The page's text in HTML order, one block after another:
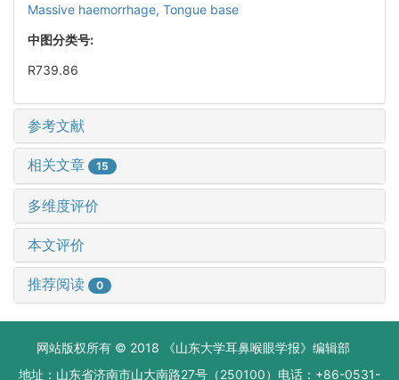
Massive haemorrhage, Tongue base
中图分类号:
R739.86
参考文献
相关文章 15
多维度评价
本文评价
推荐阅读 0
网站版权所有 © 2018 《山东大学耳鼻喉眼学报》编辑部
地址：山东省济南市山大南路27号（250100）电话：+86-0531-